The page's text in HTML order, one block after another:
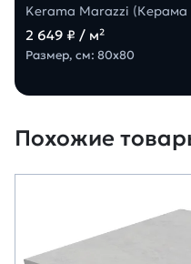
Kerama Marazzi
2 649 ₽ / м²
Размер, см: 80х80
Похожие